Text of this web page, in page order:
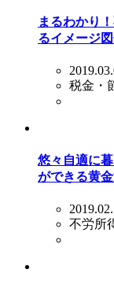
まるわかり
るイメージ
税金・
悠々自適に
ができる黄金
不労所